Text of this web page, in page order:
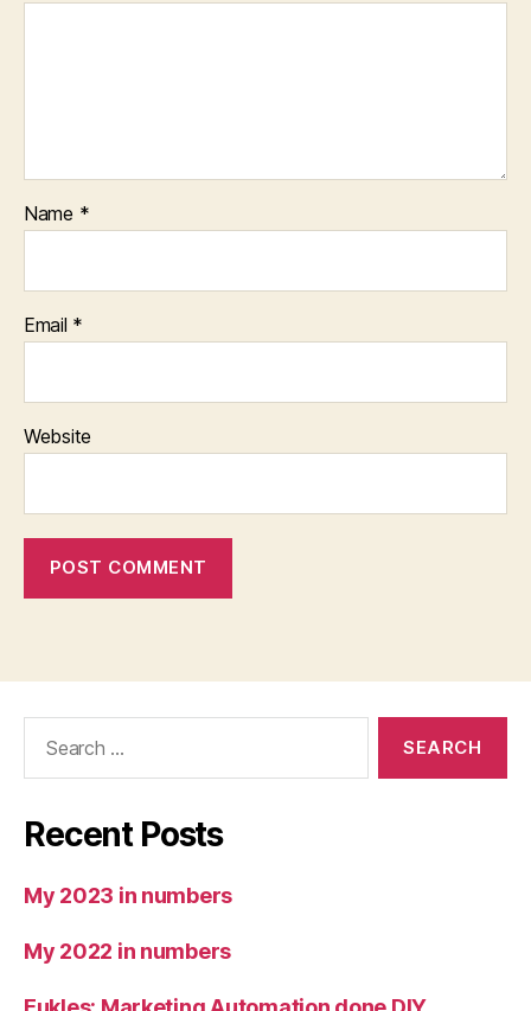
Name *
Email *
Website
Recent Posts
My 2023 in numbers
My 2022 in numbers